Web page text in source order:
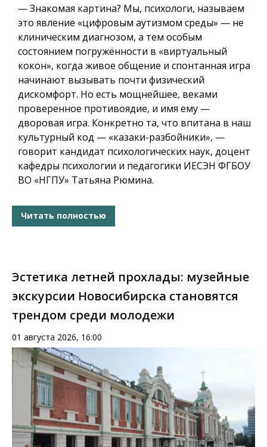
— Знакомая картина? Мы, психологи, называем
это явление «цифровым аутизмом среды» — не
клиническим диагнозом, а тем особым
состоянием погружённости в «виртуальный
кокон», когда живое общение и спонтанная игра
начинают вызывать почти физический
дискомфорт. Но есть мощнейшее, веками
проверенное противоядие, и имя ему —
дворовая игра. Конкретно та, что впитана в наш
культурный код — «казаки-разбойники», —
говорит кандидат психологических наук, доцент
кафедры психологии и педагогики ИЕСЭН ФГБОУ
ВО «НГПУ» Татьяна Рюмина.
Читать полностью
Эстетика летней прохлады: музейные
экскурсии Новосибирска становятся
трендом среди молодежи
01 августа 2026, 16:00